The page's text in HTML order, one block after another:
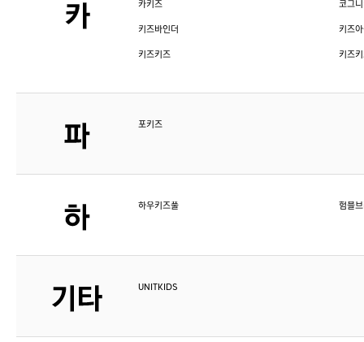
카키즈 코그
키즈바인더 키즈
키즈키즈 키즈
포키즈
하우키즈풀 험블
UNITKIDS